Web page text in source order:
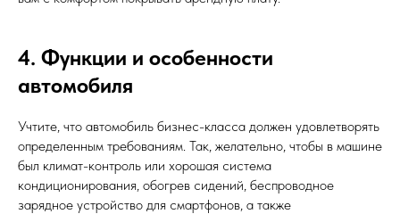
4. Функции и особенности
автомобиля
Учтите, что автомобиль бизнес-класса должен удовлетворять
определенным требованиям. Так, желательно, чтобы в машине
был климат-контроль или хорошая система
кондиционирования, обогрев сидений, беспроводное
зарядное устройство для смартфонов, а также